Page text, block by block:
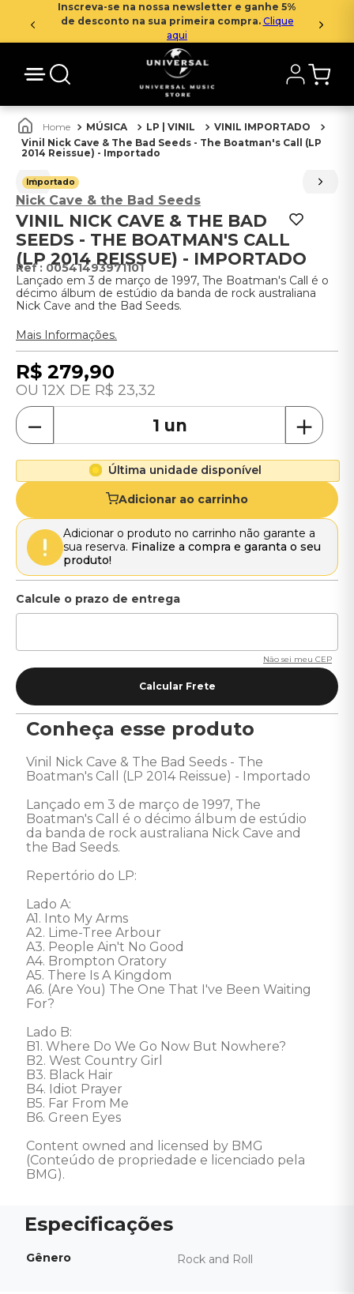
Inscreva-se na nossa newsletter e ganhe 5%
de desconto na sua primeira compra. Clique
aqui
MÚSICA LP | VINIL
VINIL IMPORTADO
Vinil Nick Cave & The Bad Seeds - The Boatman's Call (LP
2014 Reissue) - Importado
Importado
Nick Cave & the Bad Seeds
VINIL NICK CAVE & THE BAD
SEEDS - THE BOATMAN'S CALL
(LP 2014 REISSUE) - IMPORTADO
: 00541493971101
Lançado em 3 de março de 1997, The Boatman's Call é o
décimo álbum de estúdio da banda de rock australiana
Nick Cave and the Bad Seeds.
Mais Informações.
R$ 279,90
12 R$ 23,32
＋
－
Última unidade disponível
Adicionar ao carrinho
Adicionar o produto no carrinho não garante a
sua reserva. Finalize a compra e garanta o seu
produto!
Não sei meu CEP
Conheça esse produto
Vinil Nick Cave & The Bad Seeds - The
Boatman's Call (LP 2014 Reissue) - Importado
Lançado em 3 de março de 1997, The
Boatman's Call é o décimo álbum de estúdio
da banda de rock australiana Nick Cave and
the Bad Seeds.
Repertório do LP:
Lado A:
A1. Into My Arms
A2. Lime-Tree Arbour
A3. People Ain't No Good
A4. Brompton Oratory
A5. There Is A Kingdom
A6. (Are You) The One That I've Been Waiting
For?
Lado B:
B1. Where Do We Go Now But Nowhere?
B2. West Country Girl
B3. Black Hair
B4. Idiot Prayer
B5. Far From Me
B6. Green Eyes
Content owned and licensed by BMG
(Conteúdo de propriedade e licenciado pela
BMG).
Gênero Rock and Roll